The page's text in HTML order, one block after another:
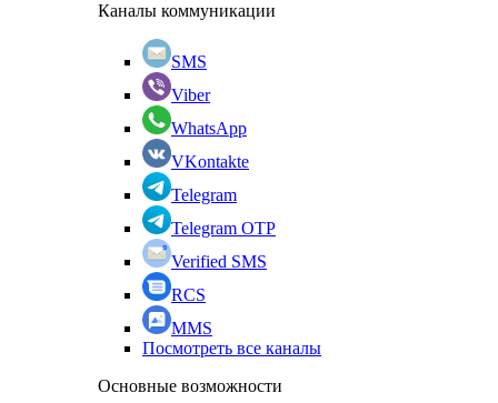
Каналы коммуникации
SMS
Viber
WhatsApp
VKontakte
Telegram
Telegram OTP
Verified SMS
RCS
MMS
Посмотреть все каналы
Основные возможности